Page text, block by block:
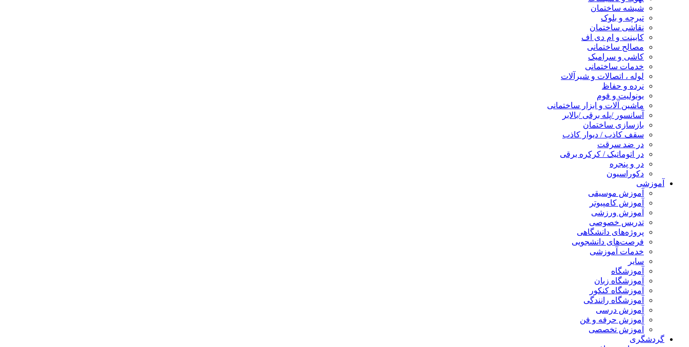
شیشه ساختمان
تیرچه و بلوک
نقاشی ساختمان
کابینت و ام دی اف
مصالح ساختمانی
کاشی و سرامیک
خدمات ساختمانی
لوله ، اتصالات و شیرآلات
نرده و حفاظ
یونولیت و فوم
ماشین آلات و ابزار ساختمانی
آسانسور /پله برقی /بالابر
بازسازی ساختمان
سقف کاذب / دیوار کاذب
در ضد سرقت
در اتوماتیک / کرکره برقی
در و پنجره
دکوراسیون
آموزشی
آموزش موسیقی
آموزش کامپیوتر
آموزش ورزشی
تدریس خصوصی
پروژه‌های دانشگاهی
فرصت‌های دانشجویی
خدمات آموزشی
سایر
آموزشگاه
آموزشگاه زبان
آموزشگاه کنکور
آموزشگاه رانندگی
آموزش درسی
آموزش حرفه و فن
آموزش تخصصی
گردشگری